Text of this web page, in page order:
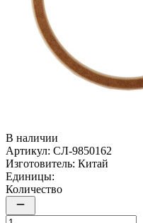
В наличии
Артикул: СЛ-9850162
Изготовитель: Китай
Единицы:
Количество